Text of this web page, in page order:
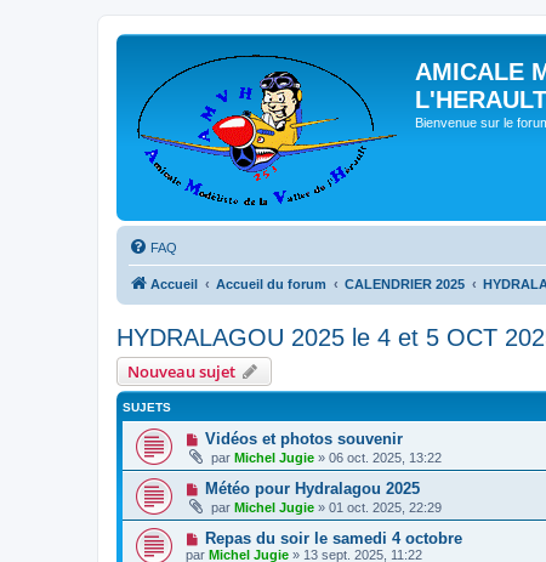
AMICALE
L'HERAULT
Bienvenue sur le
FAQ
Accueil Accueil du forum CALENDRIER 2025
HYDRALAGOU 2025 le 4 et 5 OCT
Nouveau sujet
SUJETS
Vidéos et photos souvenir
par Michel Jugie » 06 oct. 2025, 13:22
Météo pour Hydralagou 2025
par Michel Jugie » 01 oct. 2025, 22:29
Repas du soir le samedi 4 octobre
par Michel Jugie » 13 sept. 2025, 11:22